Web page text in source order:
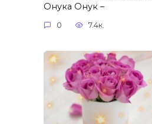
Онука Онук –
0 7.4к.